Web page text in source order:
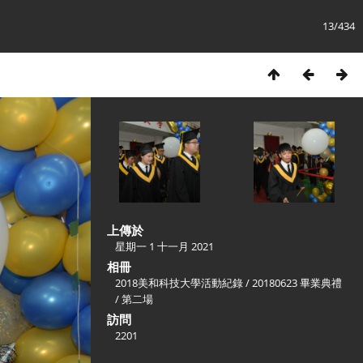
13/434
上傳於
星期一 1 十一月 2021
相冊
2018美和科技大學活動紀錄/20180623 畢業典禮
/第二場
訪問
2201